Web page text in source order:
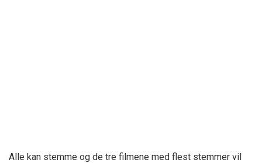
Alle kan stemme og de tre filmene med flest stemmer vil